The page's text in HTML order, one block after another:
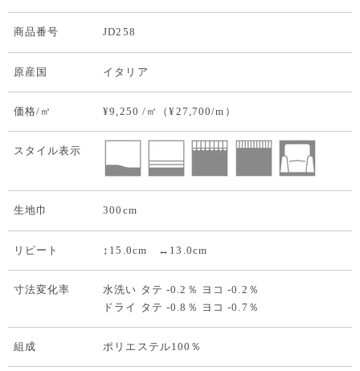
商品番号 JD258
原産国 イタリア
価格/㎡ ¥9,250 /㎡（¥27,700/m）
スタイル表示
生地巾 300cm
リピート ↕15.0cm ↔13.0cm
寸法変化率
水洗い タテ -0.2％ ヨコ -0.2％
ドライ タテ -0.8％ ヨコ -0.7％
組成 ポリエステル100％